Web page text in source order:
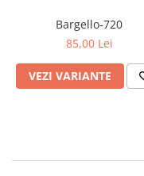
Bargello-720
85,00 Lei
VEZI VARIANTE